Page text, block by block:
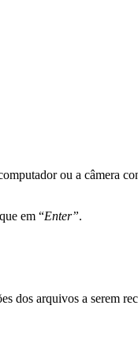
ou a câmera
em “Enter”.
dos arquivos a serem